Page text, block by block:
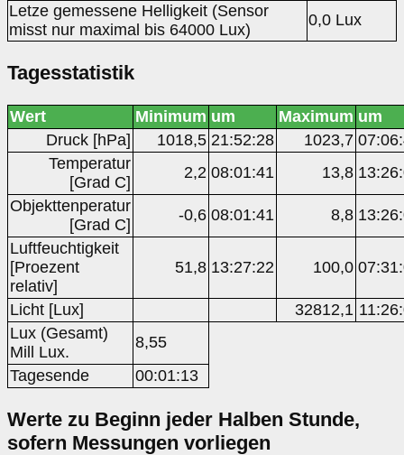
Letze gemessene Helligkeit (Sensor
misst nur maximal bis 64000 Lux)
0,0 Lux
Tagesstatistik
Wert Minimum um Maximum um
Druck [hPa]
1018,5 21:52:28 1023,7
Temperatur
[Grad C]
2,2 08:01:41 13,8
Objekttenperatur
[Grad C]
-0,6 08:01:41 8,8
Luftfeuchtigkeit
[Proezent
relativ]
51,8 13:27:22 100,0
Licht [Lux] 32812,1
Lux (Gesamt)
Mill Lux.
8,55
Tagesende
00:01:13
Werte zu Beginn jeder Halben Stunde,
sofern Messungen vorliegen